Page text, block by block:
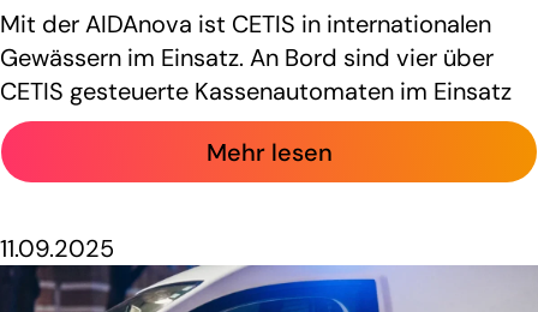
Mit der AIDAnova ist CETIS in internationalen
Gewässern im Einsatz. An Bord sind vier über
CETIS gesteuerte Kassenautomaten im Einsatz
Mehr lesen
11.09.2025